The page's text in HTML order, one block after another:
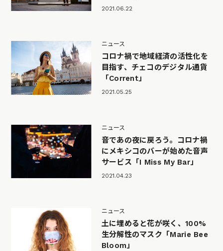
2021.06.22
ニュース
コロナ禍で地域経済の活性化を
目指す、チェコのデジタル通貨
「Corrent」
2021.05.25
ニュース
音であの夜に戻ろう。コロナ禍
にメキシコのバーが始めた音声
サービス「I Miss My Bar」
2021.04.23
ニュース
土に埋めると花が咲く、100%
生分解性のマスク「Marie Bee
Bloom」